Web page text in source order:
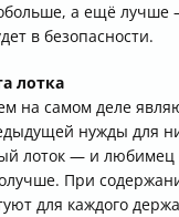
а ещё лучше
в безопасности.
лотка
на самом деле
нужды для
лоток — и любимец
При
для каждого